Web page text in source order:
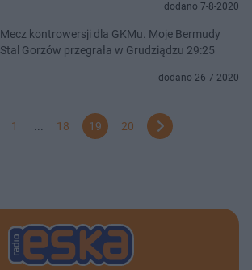
dodano 7-8-2020
Mecz kontrowersji dla GKMu. Moje Bermudy
Stal Gorzów przegrała w Grudziądzu 29:25
dodano 26-7-2020
1 18 19 20